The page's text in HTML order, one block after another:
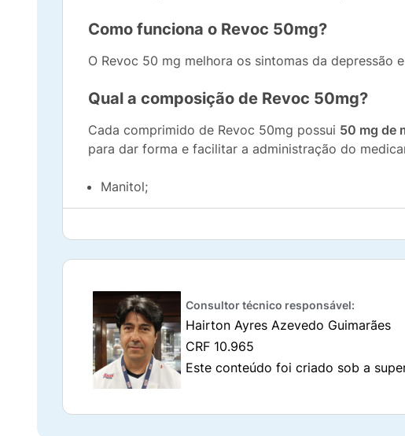
Como funciona o Revoc 50mg?
O Revoc 50 mg melhora os sintomas da depressão
Qual a composição de Revoc 50mg?
Cada comprimido de Revoc 50mg possui 50 mg de
para dar forma e facilitar a administração do
Manitol;
Amido pré-gelatinizado;
Estearilfumarato de sódio;
Dióxido de silício;
Hipromelose;
Macrogol 6000;
Consultor técnico responsável:
Hairton Ayres Azevedo Guimarães
CRF 10.965
Este conteúdo foi criado sob a